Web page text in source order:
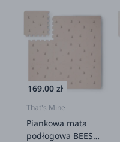
169.00 zł
That's Mine
Piankowa mata
podłogowa BEES